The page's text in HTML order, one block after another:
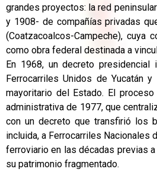
grandes proyectos: la red
y 1908- de compañías privadas
(Coatzacoalcos-Campeche),
como obra federal destinada a
En 1968, un decreto
Ferrocarriles Unidos de Yucatán
mayoritario del Estado. El
administrativa de 1977, que
con un decreto que transfirió los
incluida, a Ferrocarriles
ferroviario en las décadas previas
su patrimonio fragmentado.